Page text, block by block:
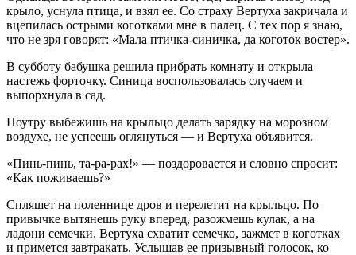
крыло, уснула птица, и взял ее. Со страху Вертуха закричала и
вцепилась острыми коготками мне в палец. С тех пор я знаю,
что не зря говорят: «Мала птичка-синичка, да коготок востер».
В субботу бабушка решила прибрать комнату и открыла
настежь форточку. Синица воспользовалась случаем и
выпорхнула в сад.
Поутру выбежишь на крыльцо делать зарядку на морозном
воздухе, не успеешь оглянуться — и Вертуха объявится.
«Пинь-пинь, та-ра-рах!» — поздоровается и словно спросит:
«Как поживаешь?»
Спляшет на поленнице дров и перелетит на крыльцо. По
привычке вытянешь руку вперед, разожмешь кулак, а на
ладони семечки. Вертуха схватит семечко, зажмет в коготках
и примется завтракать. Услышав ее призывный голосок, ко